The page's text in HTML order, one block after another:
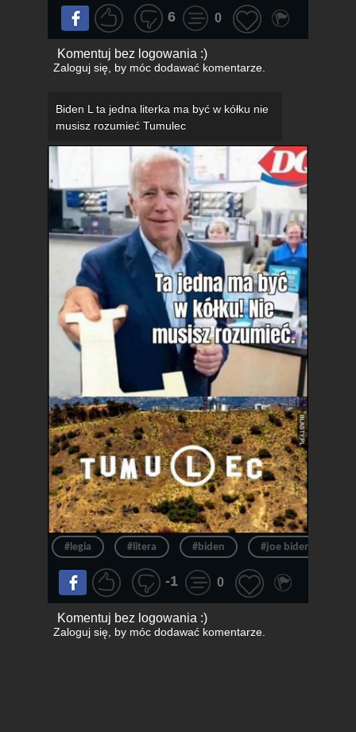
6 0
Komentuj bez logowania :)
Zaloguj się, by móc dodawać komentarze.
Biden L ta jedna literka ma być w kółku nie
musisz rozumieć Tumulec
#legia #litera #biden #joe biden
-1 0
Komentuj bez logowania :)
Zaloguj się, by móc dodawać komentarze.